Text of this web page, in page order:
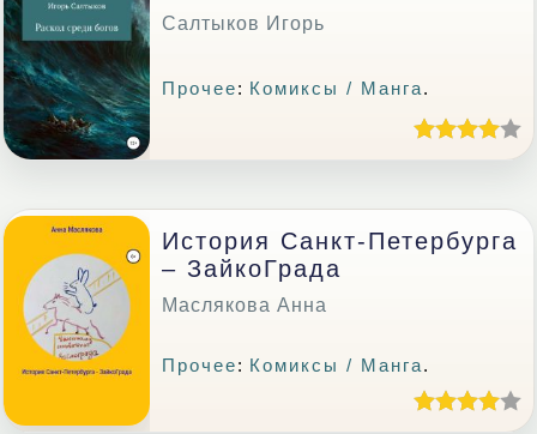
Салтыков Игорь
Прочее: Комиксы / Манга.
История Санкт-Петербурга
– ЗайкоГрада
Маслякова Анна
Прочее: Комиксы / Манга.